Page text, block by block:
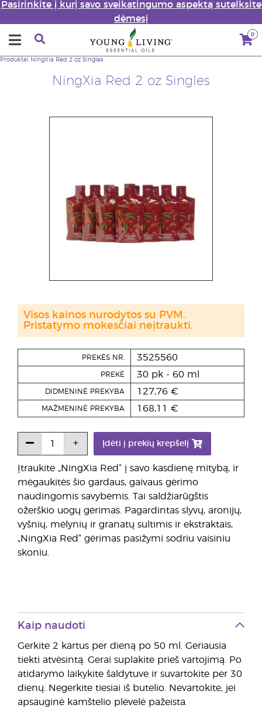
Pasirinkite į kurį savo sveikatingumo aspektą sutelksite
dėmesį
0
NingXia Red 2 oz Singles
Produktai NingXia Red 2 oz Singles
Įtraukite „NingXia Red“ į savo kasdienę mitybą, ir
mėgaukitės šio gardaus, gaivaus gėrimo
naudingomis savybėmis. Tai saldžiarūgštis
ožerškio uogų gėrimas. Pagardintas slyvų, aronijų,
vyšnių, mėlynių ir granatų sultimis ir ekstraktais,
„NingXia Red“ gėrimas pasižymi sodriu vaisiniu
skoniu.
PREKĖS NR. 3525560
PREKĖ 30 pk - 60 ml
DIDMENINĖ PREKYBA 127,76 €
MAŽMENINĖ PREKYBA 168,11 €
Įdėti į prekių krepšelį
Visos kainos nurodytos su PVM.
Pristatymo mokesčiai neįtraukti.
Kaip naudoti
Gerkite 2 kartus per dieną po 50 ml. Geriausia
tiekti atvėsintą. Gerai suplakite prieš vartojimą. Po
atidarymo laikykite šaldytuve ir suvartokite per 30
dienų. Negerkite tiesiai iš butelio. Nevartokite, jei
apsauginė kamštelio plėvelė pažeista.